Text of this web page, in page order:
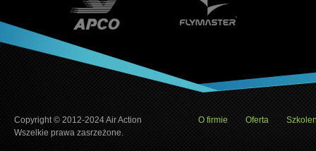
O firmie Oferta
Copyright © 2012-2024 Air Action
Wszelkie prawa zasrzeżone.